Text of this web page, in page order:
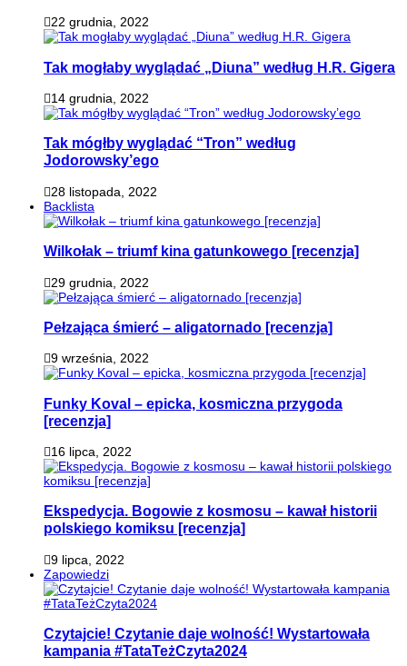
22 grudnia, 2022
Tak mogłaby wyglądać „Diuna” według H.R. Gigera
14 grudnia, 2022
Tak mógłby wyglądać “Tron” według
Jodorowsky’ego
28 listopada, 2022
Backlista
Wilkołak – triumf kina gatunkowego [recenzja]
29 grudnia, 2022
Pełzająca śmierć – aligatornado [recenzja]
9 września, 2022
Funky Koval – epicka, kosmiczna przygoda
[recenzja]
16 lipca, 2022
Ekspedycja. Bogowie z kosmosu – kawał historii
polskiego komiksu [recenzja]
9 lipca, 2022
Zapowiedzi
Czytajcie! Czytanie daje wolność! Wystartowała
kampania #TataTeżCzyta2024